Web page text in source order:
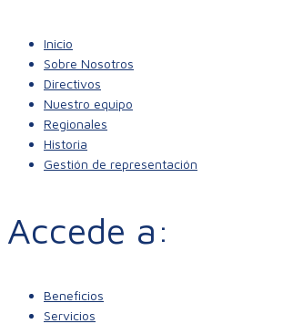
Inicio
Sobre Nosotros
Directivos
Nuestro equipo
Regionales
Historia
Gestión de representación
Accede a:
Beneficios
Servicios